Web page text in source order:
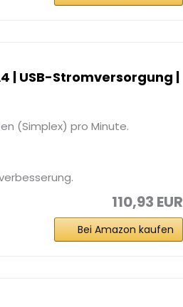
| USB-Stromversorgung |
(Simplex) pro Minute.
110,93 EUR
Bei Amazon kaufen